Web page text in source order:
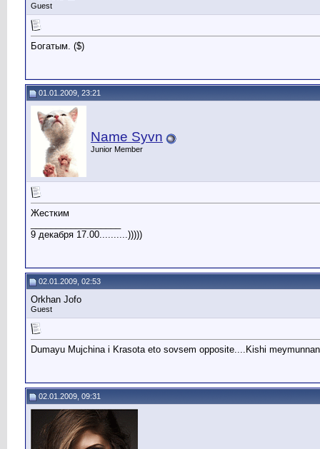
Guest
Богатым. ($)
01.01.2009, 23:21
Name Syvn
Junior Member
Жестким
9 декабря 17.00..........)))))
02.01.2009, 02:53
Orkhan Jofo
Guest
Dumayu Mujchina i Krasota eto sovsem opposite....Kishi
02.01.2009, 09:31